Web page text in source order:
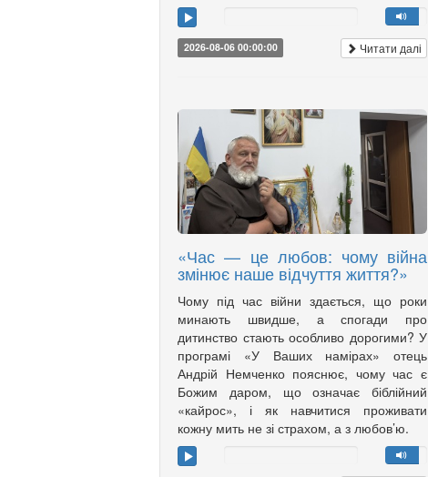
2026-08-06 00:00:00 Читати далі
«Час — це любов: чому війна
змінює наше відчуття життя?»
Чому під час війни здається, що роки
минають швидше, а спогади про
дитинство стають особливо дорогими? У
програмі «У Ваших намірах» отець
Андрій Немченко пояснює, чому час є
Божим даром, що означає біблійний
«кайрос», і як навчитися проживати
кожну мить не зі страхом, а з любов’ю.